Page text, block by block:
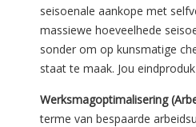
seisoenale aankope met
massiewe hoeveelhede
sonder om op kunsmatige
staat te maak. Jou
Werksmagoptimalisering
terme van bespaarde